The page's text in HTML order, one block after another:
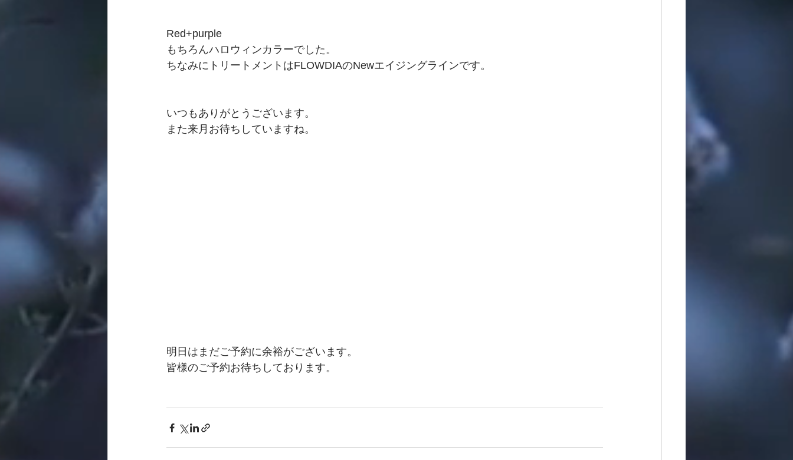
Red+purple
もちろんハロウィンカラーでした。
ちなみにトリートメントはFLOWDIAのNewエイジングラインです。
いつもありがとうございます。
また来月お待ちしていますね。
明日はまだご予約に余裕がございます。
皆様のご予約お待ちしております。